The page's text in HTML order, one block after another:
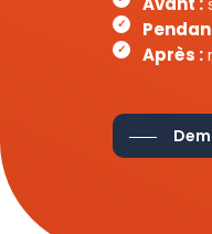
Après :